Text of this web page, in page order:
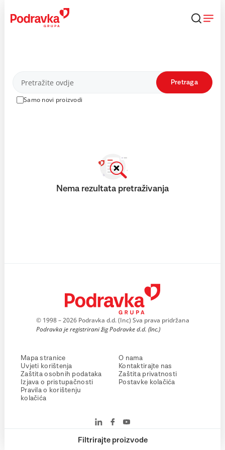
content
Proizvodi
Samo novi proizvodi
Pretraga
Filtrirajte proizvode
Nema rezultata pretraživanja
© 1998 – 2026 Podravka d.d. (Inc) Sva prava pridržana
Podravka je registrirani žig Podravke d.d. (Inc.)
Mapa stranice
Uvjeti korištenja
Zaštita osobnih podataka
Izjava o pristupačnosti
Pravila o korištenju
kolačića
O nama
Kontaktirajte nas
Zaštita privatnosti
Postavke kolačića